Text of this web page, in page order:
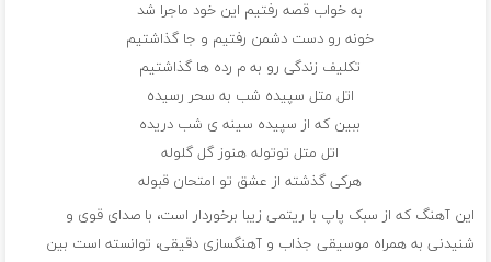
به خواب قصه رفتیم این خود ماجرا شد
خونه رو دست دشمن رفتیم و جا گذاشتیم
تکلیف زندگی رو به م رده ها گذاشتیم
اتل متل سپیده شب به سحر رسیده
ببین که از سپیده سینه ی شب دریده
اتل متل توتوله هنوز گل گلوله
هرکی گذشته از عشق تو امتحان قبوله
این آهنگ که از سبک پاپ با ریتمی زیبا برخوردار است، با صدای قوی و
شنیدنی به همراه موسیقی جذاب و آهنگسازی دقیقی، توانسته است بین